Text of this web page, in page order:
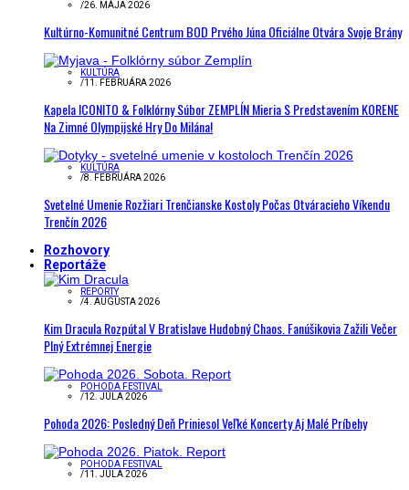
/26. MÁJA 2026
Kultúrno-Komunitné Centrum BOD Prvého Júna Oficiálne Otvára Svoje Brány
KULTÚRA
/11. FEBRUÁRA 2026
Kapela ICONITO & Folklórny Súbor ZEMPLÍN Mieria S Predstavením KORENE
Na Zimné Olympijské Hry Do Milána!
KULTÚRA
/8. FEBRUÁRA 2026
Svetelné Umenie Rozžiari Trenčianske Kostoly Počas Otváracieho Víkendu
Trenčín 2026
Rozhovory
Reportáže
REPORTY
/4. AUGUSTA 2026
Kim Dracula Rozpútal V Bratislave Hudobný Chaos. Fanúšikovia Zažili Večer
Plný Extrémnej Energie
POHODA FESTIVAL
/12. JÚLA 2026
Pohoda 2026: Posledný Deň Priniesol Veľké Koncerty Aj Malé Príbehy
POHODA FESTIVAL
/11. JÚLA 2026